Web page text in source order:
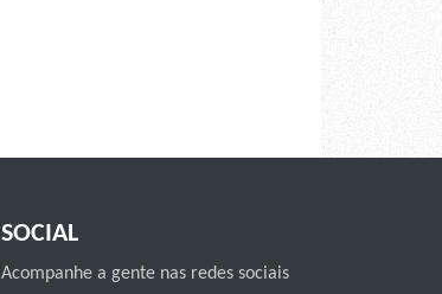
SOCIAL
Acompanhe a gente nas redes sociais